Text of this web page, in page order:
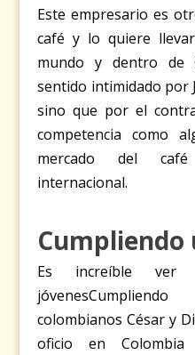
Este empresario es
café y lo quiere
mundo y dentro de
sentido intimidado por
sino que por el
competencia como
mercado del
internacional.
Cumpliendo
Es increíble
colombianos César y
oficio en